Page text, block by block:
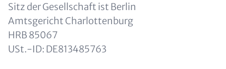
Sitz der Gesellschaft ist Berlin
Amtsgericht Charlottenburg
HRB 85067
USt.-ID: DE813485763